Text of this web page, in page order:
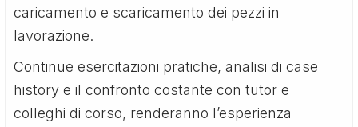
caricamento e scaricamento dei pezzi in
lavorazione.
Continue esercitazioni pratiche, analisi di case
history e il confronto costante con tutor e
colleghi di corso, renderanno l’esperienza